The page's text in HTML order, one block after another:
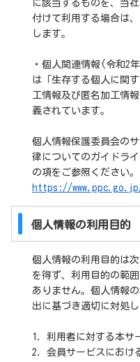
に該当するものを、当
付けて利用する場合は
します。
・個人関連情報(令和2
は「生存する個人に関
工情報及び匿名加工情
義されています。
個人情報保護委員会の
律についてのガイドラ
の項をご参照ください。
https://
個人情報の利用目的
個人情報の利用目的は
を得ず、利用目的の範
ありません。個人情報
出に基づき適切に対処し
1. 利用者に対する本サ
2. 会員サービスにおけ